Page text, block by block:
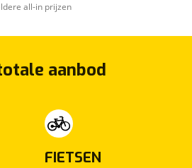
all-in prijzen
aanbod
FIETSEN